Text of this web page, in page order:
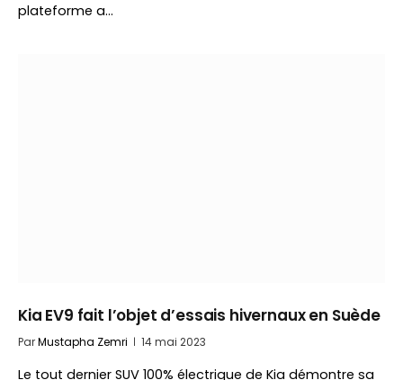
plateforme a…
Kia EV9 fait l’objet d’essais hivernaux en Suède
ParMustapha Zemri 14 mai 2023
Le tout dernier SUV 100% électrique de Kia démontre sa